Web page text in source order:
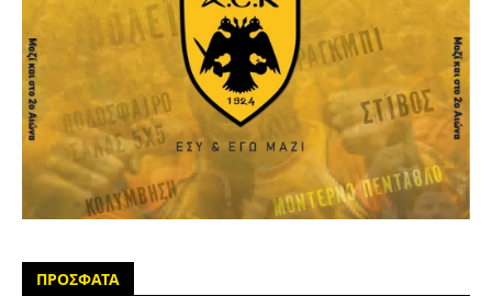
ΠΡΟΣΦΑΤΑ